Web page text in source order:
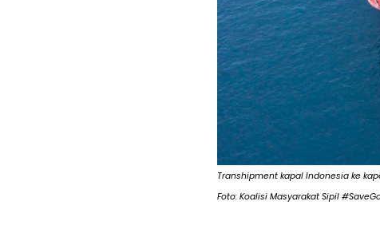
Transhipment kapal Indonesia ke
Foto: Koalisi Masyarakat Sipil